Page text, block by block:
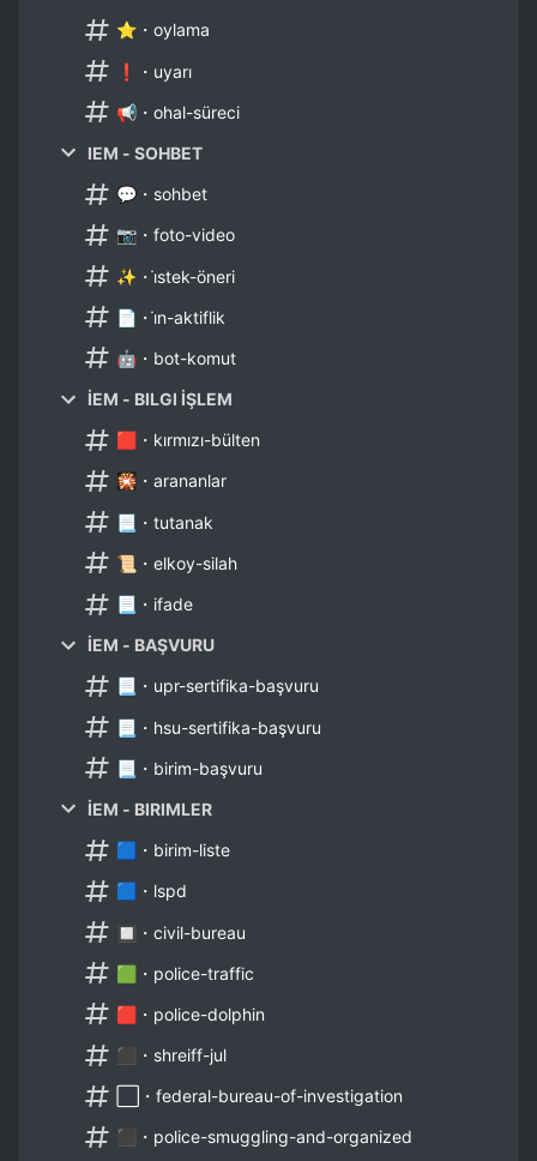
⭐・oylama
❗・uyarı
📢・ohal-süreci
IEM - SOHBET
💬・sohbet
📷・foto-video
✨・i̇stek-öneri
📄・i̇n-aktiflik
🤖・bot-komut
İEM - BILGI İŞLEM
🟥・kırmızı-bülten
🎇・arananlar
📃・tutanak
📜・elkoy-silah
📃・ifade
İEM - BAŞVURU
📃・upr-sertifika-başvuru
📃・hsu-sertifika-başvuru
📃・birim-başvuru
İEM - BIRIMLER
🟦・birim-liste
🟦・lspd
🔲・civil-bureau
🟩・police-traffic
🟥・police-dolphin
⬛・shreiff-jul
⬜・federal-bureau-of-investigation
⬛・police-smuggling-and-organized